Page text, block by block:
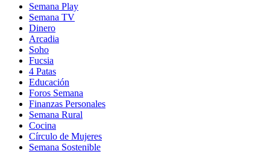
Semana Play
Semana TV
Dinero
Arcadia
Soho
in
new
window
Fucsia
in
new
window
4 Patas
Educación
Foros Semana
Finanzas Personales
Semana Rural
Cocina
Círculo de Mujeres
Semana Sostenible